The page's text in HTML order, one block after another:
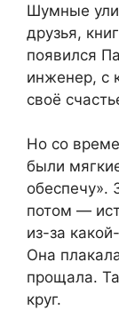
Шумные
друзья,
появился
инженер, с
своё
Но со
были
обеспечу».
потом —
из-за
Она
прощала.
круг.